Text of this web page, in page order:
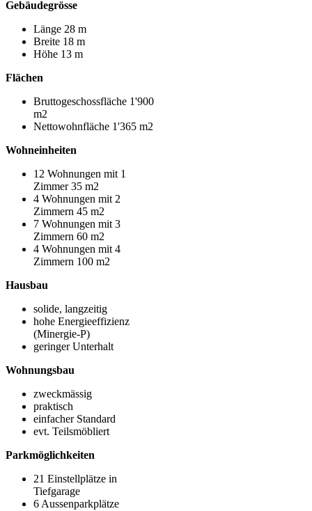
Gebäudegrösse
Länge 28 m
Breite 18 m
Höhe 13 m
Flächen
Bruttogeschossfläche 1'900
m2
Nettowohnfläche 1'365 m2
Wohneinheiten
12 Wohnungen mit 1
Zimmer 35 m2
4 Wohnungen mit 2
Zimmern 45 m2
7 Wohnungen mit 3
Zimmern 60 m2
4 Wohnungen mit 4
Zimmern 100 m2
Hausbau
solide, langzeitig
hohe Energieeffizienz
(Minergie-P)
geringer Unterhalt
Wohnungsbau
zweckmässig
praktisch
einfacher Standard
evt. Teilsmöbliert
Parkmöglichkeiten
21 Einstellplätze in
Tiefgarage
6 Aussenparkplätze